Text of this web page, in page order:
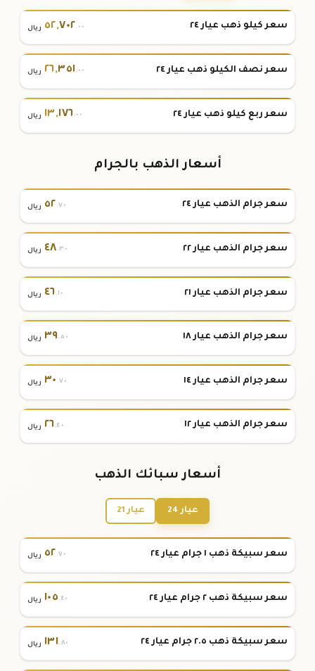
سعر كيلو ذهب عيار ٢٤ ٥٢,٧٠٢.٠٠ ريال
سعر نصف الكيلو ذهب عيار ٢٤ ٢٦,٣٥١.٠٠ ريال
سعر ربع كيلو ذهب عيار ٢٤ ١٣,١٧٦.٠٠ ريال
أسعار الذهب بالجرام
سعر جرام الذهب عيار ٢٤ ٥٢.٧٠ ريال
سعر جرام الذهب عيار ٢٢ ٤٨.٣٠ ريال
سعر جرام الذهب عيار ٢١ ٤٦.١٠ ريال
سعر جرام الذهب عيار ١٨ ٣٩.٥٠ ريال
سعر جرام الذهب عيار ١٤ ٣٠ .٧٠ ريال
سعر جرام الذهب عيار ١٢ ٢٦.٤٠ ريال
أسعار سبائك الذهب
عيار 24 عيار 21
سعر سبيكة ذهب ١ جرام عيار ٢٤ ٥٢.٧٠ ريال
سعر سبيكة ذهب ٢ جرام عيار ٢٤ ١٠٥.٤٠ ريال
سعر سبيكة ذهب ٢.٥ جرام عيار ٢٤ ١٣١.٨٠ ريال